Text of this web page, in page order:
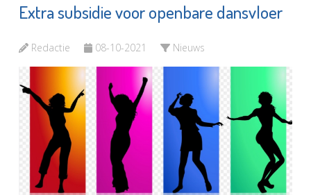
Extra subsidie voor openbare dansvloer
Redactie 08-10-2021 Nieuws